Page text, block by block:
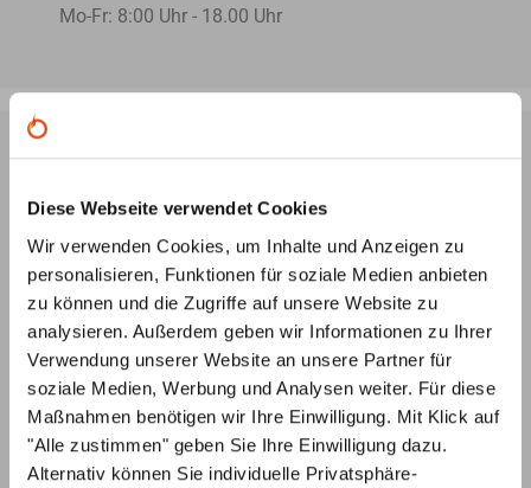
Diese Webseite verwendet Cookies
Wir verwenden Cookies, um Inhalte und Anzeigen zu
personalisieren, Funktionen für soziale Medien anbieten
zu können und die Zugriffe auf unsere Website zu
analysieren. Außerdem geben wir Informationen zu Ihrer
Verwendung unserer Website an unsere Partner für
soziale Medien, Werbung und Analysen weiter. Für diese
Maßnahmen benötigen wir Ihre Einwilligung. Mit Klick auf
"Alle zustimmen" geben Sie Ihre Einwilligung dazu.
Alternativ können Sie individuelle Privatsphäre-
Mo-Fr: 8:00 Uhr - 18.00 Uhr
Lassen Sie sich von unseren Ofenbauern ein
Ihres Wunsch-Ofens erstellen – ganz unverbindlich und
kostenlos, nach Ihren Angaben und Vorstellungen.
Individuelle Beratung
UnsereOfenbauer stehen Ihnen von der
Ideenentwicklung bis zur fachgerechten Installation
Ihres Ofensjederzeit beratendzur Seite
Ersatzteilservice